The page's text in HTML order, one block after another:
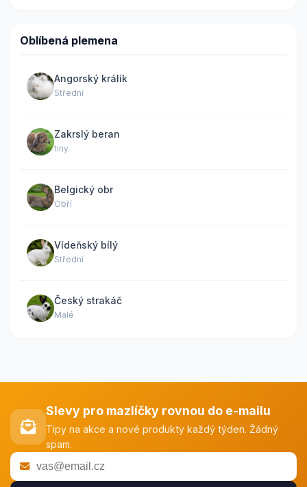
Oblíbená plemena
Angorský králík
Střední
Zakrslý beran
tiny
Belgický obr
Obří
Vídeňský bílý
Střední
Český strakáč
Malé
Slevy pro mazlíčky rovnou do e-mailu
Tipy na akce a nové produkty každý týden. Žádný
spam.